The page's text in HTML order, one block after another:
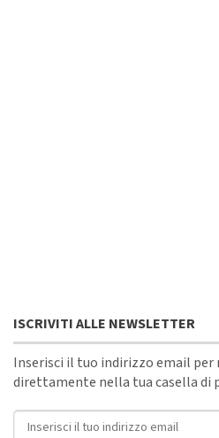
ISCRIVITI ALLE NEWSLETTER
Inserisci il tuo indirizzo email per
direttamente nella tua casella di
Indirizzo email